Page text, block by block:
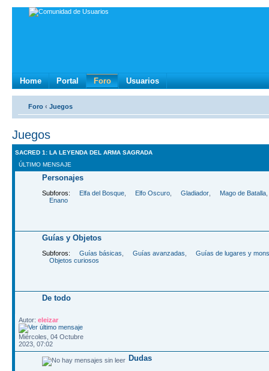
Home Portal Foro Usuarios
Foro ‹ Juegos
Juegos
SACRED 1: LA LEYENDA DEL ARMA SAGRADA
ÚLTIMO MENSAJE
Personajes
Subforos: Elfa del Bosque Elfo Oscuro Gladiador Mago de Batalla
Enano
Guí­as y Objetos
Subforos: Guí­as básicas Guí­as avanzadas
Guí­as de lugares y
Objetos curiosos
De todo
Autor: eleizar
Miércoles, 04 Octubre
2023, 07:02
Dudas